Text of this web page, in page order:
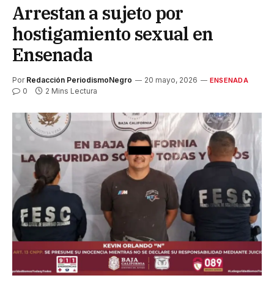
Arrestan a sujeto por
hostigamiento sexual en
Ensenada
Por Redacción PeriodismoNegro 20 mayo, 2026 ENSENADA
0 2 Mins Lectura